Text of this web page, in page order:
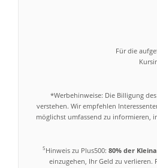
Für die
*Werbehinweise: Die Billigung
verstehen. Wir empfehlen
möglichst umfassend zu informieren,
5Hinweis zu Plus500: 80% der
einzugehen, Ihr Geld zu verlieren.